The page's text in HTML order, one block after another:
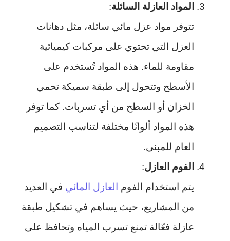
المواد العازلة السائلة:
تتوفر مواد عزل مائي سائلة، مثل دهانات
العزل التي تحتوي على مركبات كيميائية
مقاومة للماء. هذه المواد تُستخدم على
الأسطح وتتحول إلى طبقة سميكة تحمي
الخزان أو السطح من أي تسربات. كما توفر
هذه المواد ألوانًا مختلفة لتناسب التصميم
العام للمبنى.
الفوم العازل:
يتم استخدام الفوم
العازل المائي في العديد
من المشاريع، حيث يساهم في تشكيل طبقة
عازلة فعّالة تمنع تسرب المياه وتحافظ على